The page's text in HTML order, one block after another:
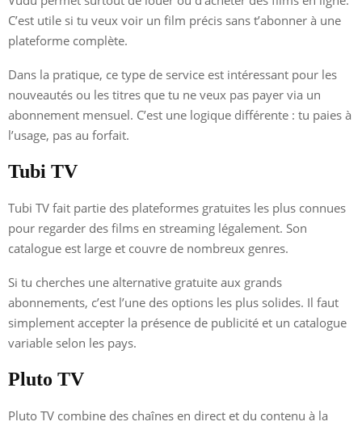
C’est utile si tu veux voir un film précis sans t’abonner à une
plateforme complète.
Dans la pratique, ce type de service est intéressant pour les
nouveautés ou les titres que tu ne veux pas payer via un
abonnement mensuel. C’est une logique différente : tu paies à
l’usage, pas au forfait.
Tubi TV
Tubi TV fait partie des plateformes gratuites les plus connues
pour regarder des films en streaming légalement. Son
catalogue est large et couvre de nombreux genres.
Si tu cherches une alternative gratuite aux grands
abonnements, c’est l’une des options les plus solides. Il faut
simplement accepter la présence de publicité et un catalogue
variable selon les pays.
Pluto TV
Pluto TV combine des chaînes en direct et du contenu à la